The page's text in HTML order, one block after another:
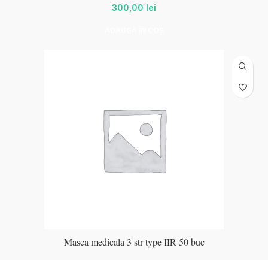
300,00 lei
Masca medicala 3 str type IIR 50 buc